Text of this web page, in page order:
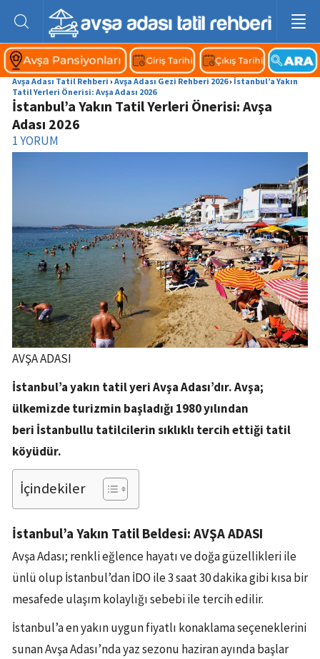
Avşa Adası Tatil Rehberi › Avşa Adası Gezi Rehberi 2026 › İstanbul’a Yakın
Tatil Yerleri Önerisi: Avşa Adası 2026
İstanbul’a Yakın Tatil Yerleri Önerisi: Avşa
Adası 2026
1YORUM
AVŞA ADASI
İstanbul’a yakın tatil yeri Avşa Adası’dır. Avşa;
ülkemizde turizmin başladığı 1980 yılından
beri İstanbullu tatilcilerin sıklıklı tercih ettiği tatil
köyüdür.
İçindekiler
İstanbul’a Yakın Tatil Beldesi: AVŞA ADASI
Avşa Adası; renkli eğlence hayatı ve doğa güzellikleri ile
ünlü olup İstanbul’dan İDO ile 3 saat 30 dakika gibi kısa bir
mesafede ulaşım kolaylığı sebebi ile tercih edilir.
İstanbul’a en yakın uygun fiyatlı konaklama seçeneklerini
sunan Avşa Adası’nda yaz sezonu haziran ayında başlar